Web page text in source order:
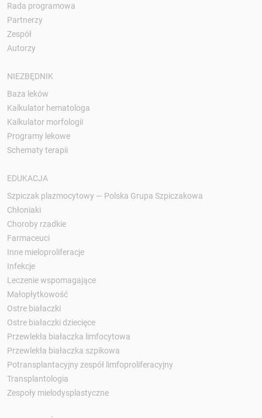
Rada programowa
Partnerzy
Zespół
Autorzy
NIEZBĘDNIK
Baza leków
Kalkulator hematologa
Kalkulator morfologii
Programy lekowe
Schematy terapii
EDUKACJA
Szpiczak plazmocytowy — Polska Grupa Szpiczakowa
Chłoniaki
Choroby rzadkie
Farmaceuci
Inne mieloproliferacje
Infekcje
Leczenie wspomagające
Małopłytkowość
Ostre białaczki
Ostre białaczki dziecięce
Przewlekła białaczka limfocytowa
Przewlekła białaczka szpikowa
Potransplantacyjny zespół limfoproliferacyjny
Transplantologia
Zespoły mielodysplastyczne